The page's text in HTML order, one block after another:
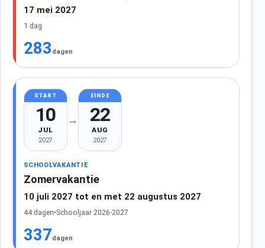
17 mei 2027
1 dag
283 dagen
START
10
JUL
2027
→
EINDE
22
AUG
2027
SCHOOLVAKANTIE
Zomervakantie
10 juli 2027 tot en met 22 augustus 2027
44 dagen•Schooljaar 2026-2027
337dagen